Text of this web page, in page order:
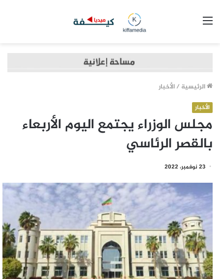
الرئيسية /الأخبار
الأخبار
مجلس الوزراء يجتمع اليوم الأربعاء
بالقصر الرئاسي
23 نوفمبر، 2022